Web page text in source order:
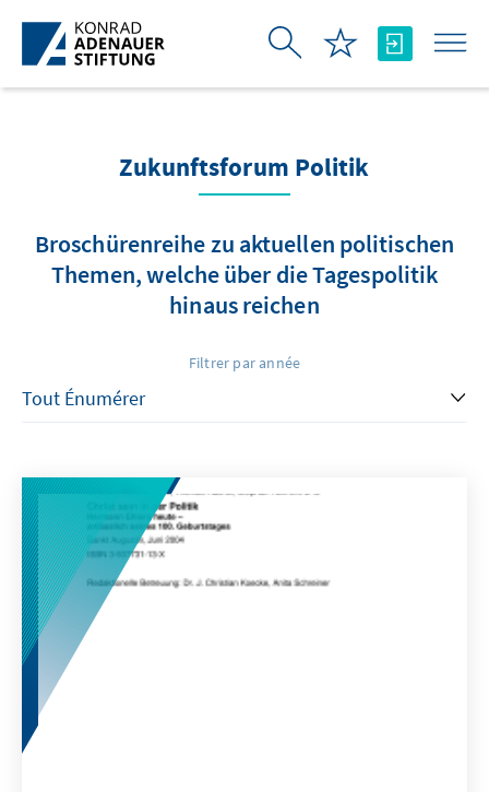
Saut au contenu principal
Zukunftsforum Politik
Broschürenreihe zu aktuellen politischen
Themen, welche über die Tagespolitik
hinaus reichen
Filtrer par année